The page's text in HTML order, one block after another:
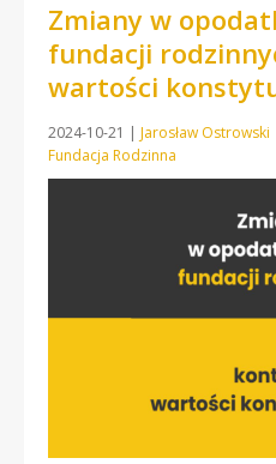
Zmiany w
fundacji
wartości
2024-10-21 | Jarosław Ostrowski
Fundacja Rodzinna